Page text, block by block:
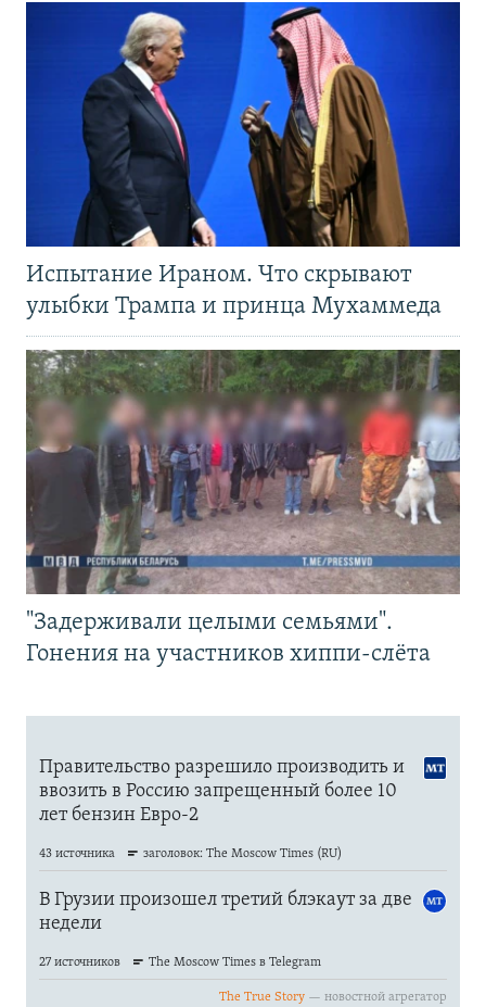
Испытание Ираном. Что скрывают
улыбки Трампа и принца Мухаммеда
"Задерживали целыми семьями".
Гонения на участников хиппи-слёта